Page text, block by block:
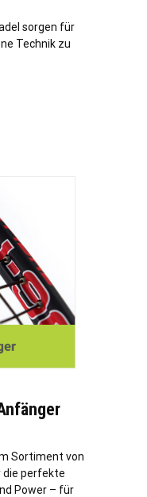
sorgen für
Technik zu
Sortiment von
die perfekte
Power – für